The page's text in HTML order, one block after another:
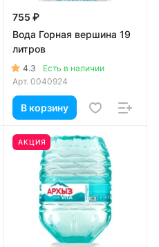
755 ₽
Вода Горная вершина 19
литров
4.3
Есть в наличии
Арт. 0040924
В корзину
АКЦИЯ